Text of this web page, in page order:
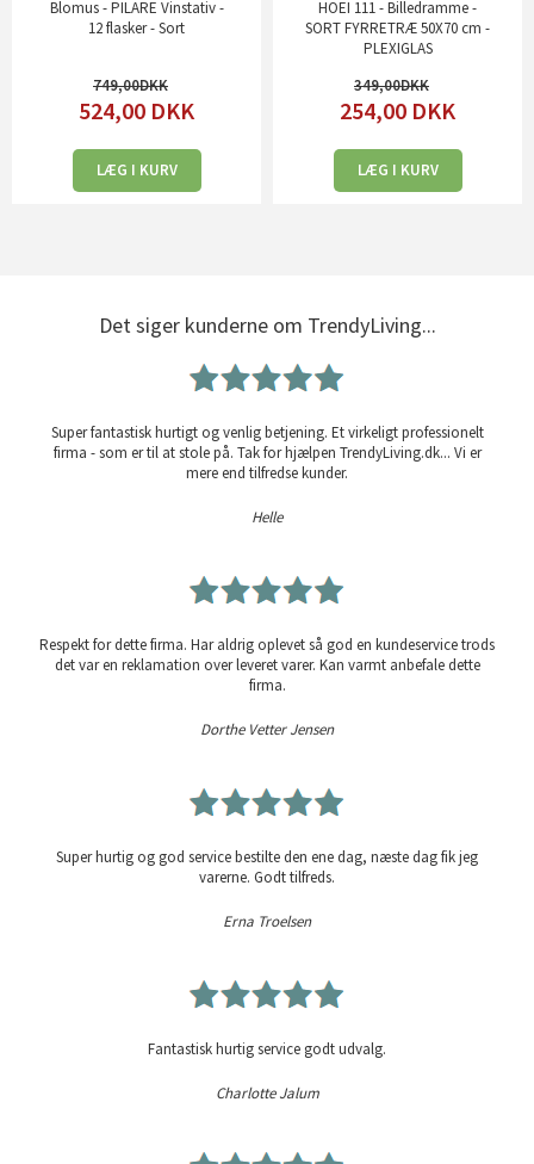
Blomus - PILARE Vinstativ -
12 flasker - Sort
749,00
524,00 DKK
LÆG I KURV
HOEI 111 - Billedramme -
SORT FYRRETRÆ 50X70 cm -
PLEXIGLAS
349,00
254,00 DKK
LÆG I KURV
Det siger kunderne om TrendyLiving...
Super fantastisk hurtigt og venlig betjening. Et virkeligt professionelt
firma - som er til at stole på. Tak for hjælpen TrendyLiving.dk... Vi er
mere end tilfredse kunder.
Helle
Respekt for dette firma. Har aldrig oplevet så god en kundeservice trods
det var en reklamation over leveret varer. Kan varmt anbefale dette
firma.
Dorthe Vetter Jensen
Super hurtig og god service bestilte den ene dag, næste dag fik jeg
varerne. Godt tilfreds.
Erna Troelsen
Fantastisk hurtig service godt udvalg.
Charlotte Jalum